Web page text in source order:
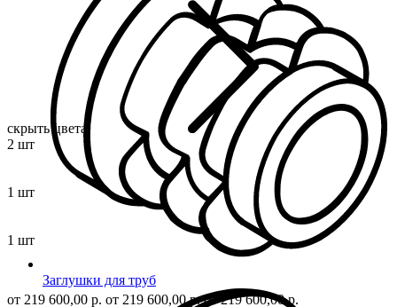
Заглушки для труб
скрыть цвета
2 шт
1 шт
1 шт
от 219 600,00 р. от 219 600,00 р.от 219 600,00 р.